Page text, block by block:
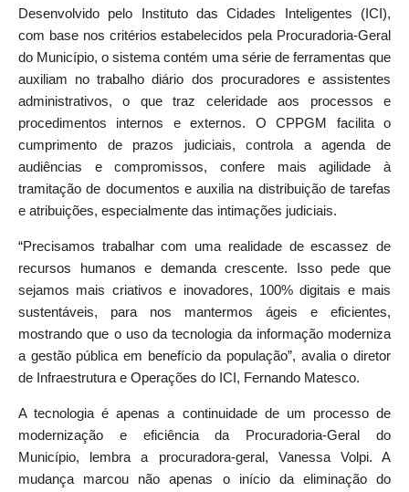
Desenvolvido pelo Instituto das Cidades Inteligentes (ICI),
com base nos critérios estabelecidos pela Procuradoria-Geral
do Município, o sistema contém uma série de ferramentas que
auxiliam no trabalho diário dos procuradores e assistentes
administrativos, o que traz celeridade aos processos e
procedimentos internos e externos. O CPPGM facilita o
cumprimento de prazos judiciais, controla a agenda de
audiências e compromissos, confere mais agilidade à
tramitação de documentos e auxilia na distribuição de tarefas
e atribuições, especialmente das intimações judiciais.
“Precisamos trabalhar com uma realidade de escassez de
recursos humanos e demanda crescente. Isso pede que
sejamos mais criativos e inovadores, 100% digitais e mais
sustentáveis, para nos mantermos ágeis e eficientes,
mostrando que o uso da tecnologia da informação moderniza
a gestão pública em benefício da população”, avalia o diretor
de Infraestrutura e Operações do ICI, Fernando Matesco.
A tecnologia é apenas a continuidade de um processo de
modernização e eficiência da Procuradoria-Geral do
Município, lembra a procuradora-geral, Vanessa Volpi. A
mudança marcou não apenas o início da eliminação do